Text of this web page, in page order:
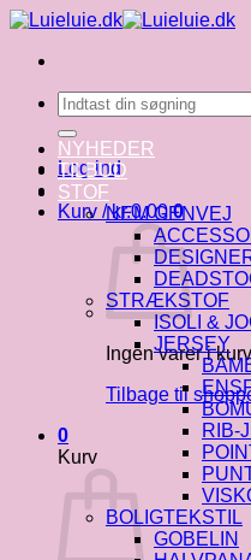
Fortsæt
indhold
Søg
efter:
Log ind
Kurv /kr.0.00 0
Ingen varer i
Tilbage til
0
Kurv
NYHEDER
TILBUD
STOF
NEM GENVEJ
STRÆKSTOF
ISOLI &
JERSEY
RIB-
BOLIGTEKSTIL
GOBELIN